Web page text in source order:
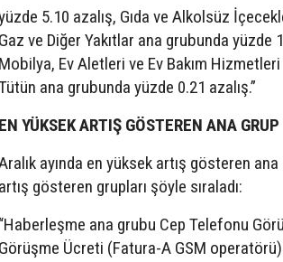
5.10 azalış, Gıda ve Alkolsüz
Gaz ve Diğer Yakıtlar ana grubunda yüzde
Mobilya, Ev Aletleri ve Ev Bakım
ana grubunda yüzde 0.21 azalış.”
EN YÜKSEK ARTIŞ GÖSTEREN ANA
ayında en yüksek artış gösteren
artış gösteren grupları şöyle sıraladı:
“Haberleşme ana grubu Cep Telefonu
Görüşme Ücreti (Fatura-A GSM